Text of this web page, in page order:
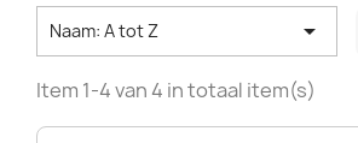
Naam: A tot Z 
Item 1-4 van 4 in totaal item(s)